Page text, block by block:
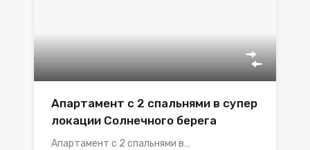
Апартамент с 2 спальнями в супер
локации Солнечного берега
Апартамент с 2 спальнями в…